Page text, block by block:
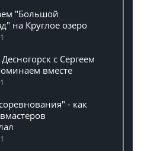
"Большой
на Круглое озеро
с Сергеем
вместе
- как